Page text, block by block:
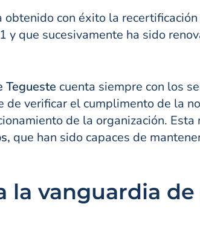
obtenido con éxito la recertificación
y que sucesivamente ha sido
Tegueste cuenta siempre con los
verificar el cumplimento de la
de la organización.
que han sido capaces de
la vanguardia